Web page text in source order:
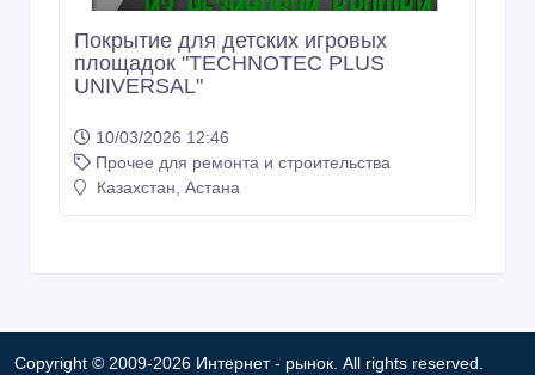
Покрытие для детских игровых
площадок "TECHNOTEC PLUS
UNIVERSAL"
10/03/2026 12:46
Прочее для ремонта и строительства
Казахстан, Астана
Copyright © 2009-2026 Интернет - рынок. All rights reserved.